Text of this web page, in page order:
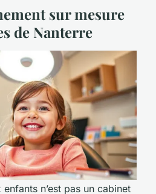
sur mesure
de Nanterre
n’est pas un cabinet